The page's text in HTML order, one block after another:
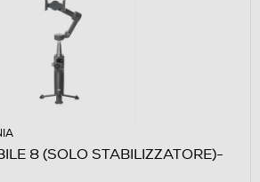
8 (SOLO STABILIZZATORE)-